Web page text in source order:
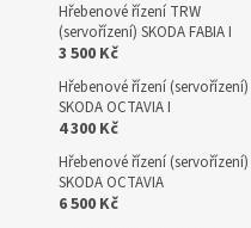
Hřebenové řízení TRW
(servořízení) SKODA FABIA I
3 500 Kč
Hřebenové řízení (servořízení)
SKODA OCTAVIA I
4 300 Kč
Hřebenové řízení (servořízení)
SKODA OCTAVIA
6 500 Kč